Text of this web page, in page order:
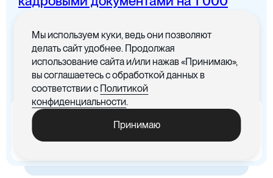
Цифровые договоры
Цифровая бухгалтерия
Все документы в одном месте с
понятным интерфейсом
x5
Ускорились процедуры
обработки документов
-30%
издержки, связанные с печатью
Мы используем куки, ведь они позволяют
делать сайт удобнее. Продолжая
использование сайта и/или нажав «Принимаю»,
вы соглашаетесь с обработкой данных в
соответствии с Политикой
конфиденциальности.
Принимаю